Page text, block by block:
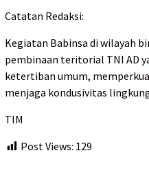
Catatan Redaksi:
Kegiatan Babinsa di wilayah
pembinaan teritorial TNI AD
ketertiban umum,
menjaga kondusivitas
TIM
Post Views: 129